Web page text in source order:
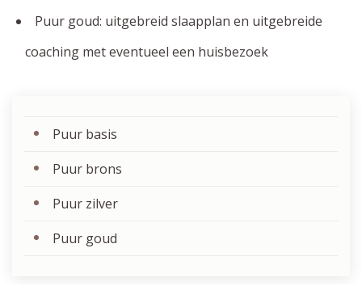
Puur goud: uitgebreid slaapplan en uitgebreide
coaching met eventueel een huisbezoek
Puur basis
Puur brons
Puur zilver
Puur goud